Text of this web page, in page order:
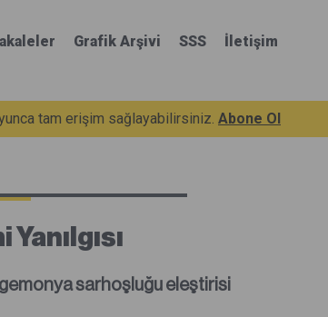
Grafik Arşivi SSS İletişim
tam erişim sağlayabilirsiniz. Abone Ol
sarhoşluğu eleştirisi